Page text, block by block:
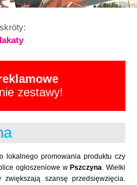
zestawy!
lokalnego promowania produktu czy
ogłoszeniowe w Pszczyna. Wielki
szansę przedsięwzięcia.